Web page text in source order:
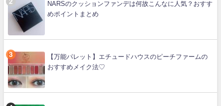
NARSのクッションファンデは何故こんなに人気？おすす
めポイントまとめ
【万能パレット】エチュードハウスのピーチファームの
おすすめメイク法♡